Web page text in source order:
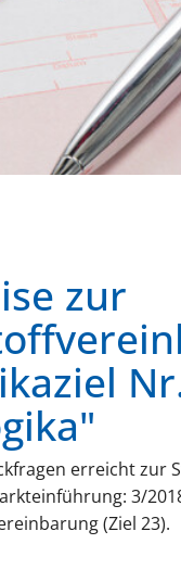
zur
erreicht zur
3/
(Ziel 23).